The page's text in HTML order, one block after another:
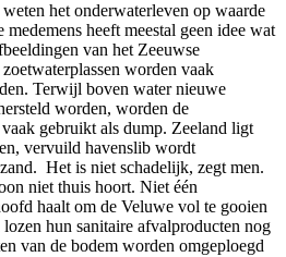
het onderwaterleven op waarde
heeft meestal geen idee wat
van het Zeeuwse
worden vaak
Terwijl boven water nieuwe
worden, worden de
gebruikt als dump. Zeeland ligt
vervuild havenslib wordt
Het is niet schadelijk, zegt men.
niet thuis hoort. Niet één
haalt om de Veluwe vol te gooien
hun sanitaire afvalproducten nog
van de bodem worden omgeploegd